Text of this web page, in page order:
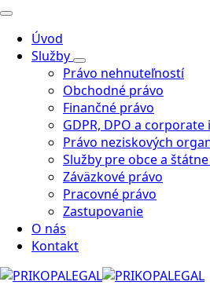
Úvod
Služby
Právo nehnuteľností
Obchodné právo
Finančné právo
GDPR, DPO a
Právo neziskových
Služby pre obce a
Záväzkové právo
Pracovné právo
Zastupovanie
O nás
Kontakt